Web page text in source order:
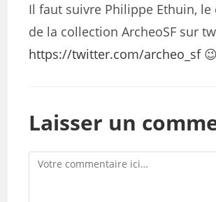
Il faut suivre Philippe Ethuin,
de la collection ArcheoSF sur
https://twitter.com/archeo_sf😉
Laisser un